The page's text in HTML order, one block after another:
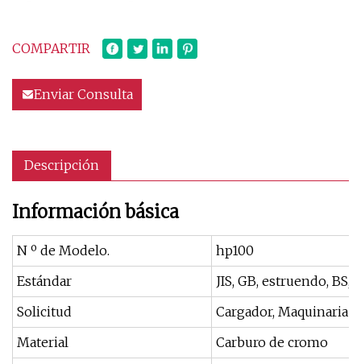
COMPARTIR
Enviar Consulta
Descripción
Información básica
N º de Modelo.
hp100
Estándar
JIS, GB, estruendo, BS,
Solicitud
Cargador, Maquinaria
Material
Carburo de cromo